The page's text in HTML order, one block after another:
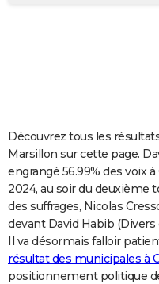
Carte de Noël
Carte Bonne année
Carte Saint-Valentin
Carte Pâques
Carte d'anniversaire
DICTIONNAIRE
Dictionnaire
Biographies
Citations
Expressions
Proverbes
PROGRAMME TV
COPAINS D'AVANT
S'inscrire
Se connecter
Lycées
Collèges
Primaires
Universités
Entreprises
Service militaire
Avis de recherche
AVIS DE DÉCÈS
FORUM
Découvrez tous les
Marsillon sur cette page.
engrangé 56.99% des voix
2024, au soir du deuxième
des suffrages, Nicolas
devant David Habib (Divers
Il va désormais falloir
résultat des municipales à
positionnement politique